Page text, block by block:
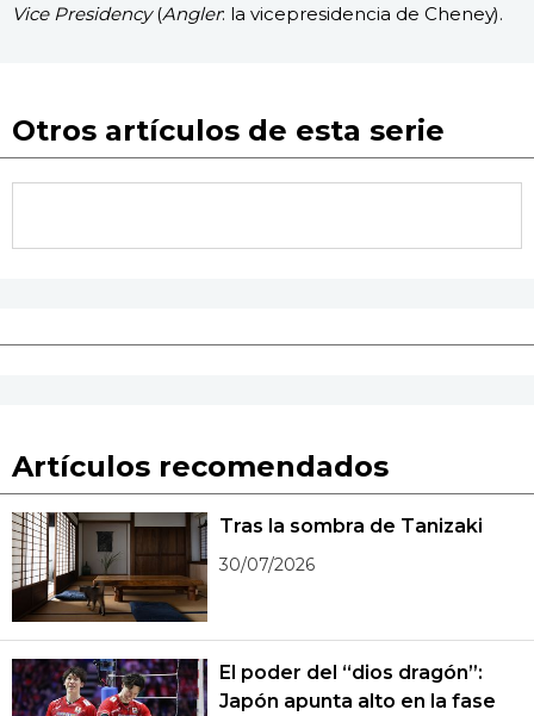
Vice Presidency(Angler: la vicepresidencia de Cheney).
Otros artículos de esta serie
Artículos recomendados
Tras la sombra de Tanizaki
30/07/2026
El poder del “dios dragón”:
Japón apunta alto en la fase